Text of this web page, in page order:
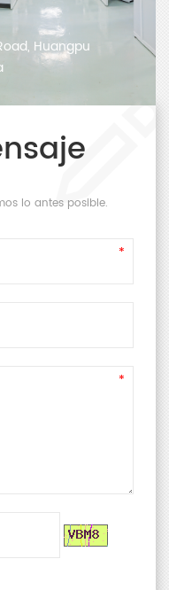
Huangpu
lo antes posible.